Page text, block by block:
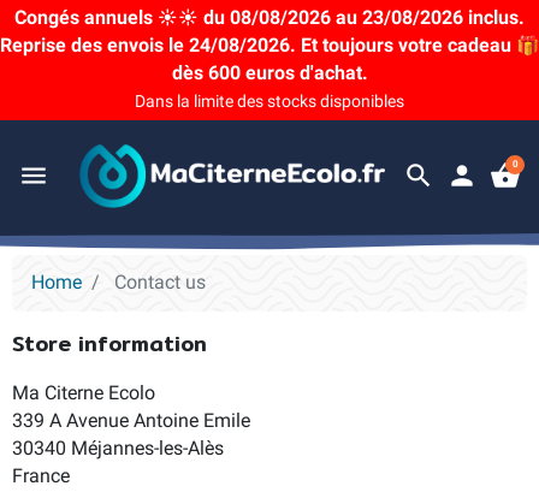
Congés annuels ☀️☀️ du 08/08/2026 au 23/08/2026 inclus.
Reprise des envois le 24/08/2026. Et toujours votre cadeau 🎁
dès 600 euros d'achat.
Dans la limite des stocks disponibles
menu search person shopping_basket
0
Home Contact us
Store information
Ma Citerne Ecolo
339 A Avenue Antoine Emile
30340 Méjannes-les-Alès
France